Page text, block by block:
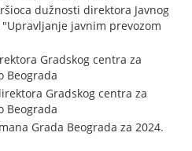
dužnosti direktora Javnog
javnim prevozom
Gradskog centra za
Beograda
Gradskog centra za
Beograda
Grada Beograda za 2024.